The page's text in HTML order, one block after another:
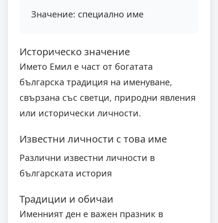
Значение: специално име
Историческо значение
Името Емил е част от богатата
българска традиция на именуване,
свързана със светци, природни явления
или исторически личности.
Известни личности с това име
Различни известни личности в
българската история
Традиции и обичаи
Именният ден е важен празник в